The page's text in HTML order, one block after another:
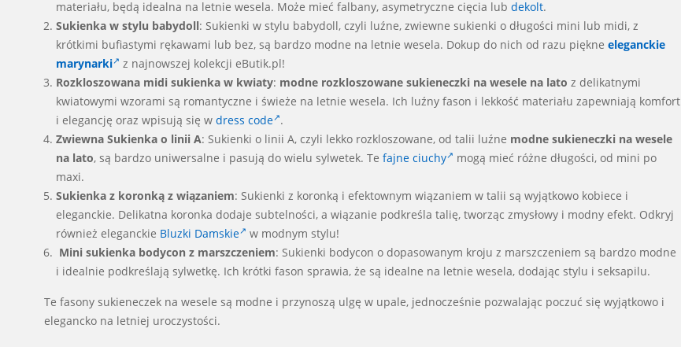
materiału, będą idealna na letnie wesela. Może mieć falbany, asymetryczne cięcia lub dekolt.
Sukienka w stylu babydoll: Sukienki w stylu babydoll, czyli luźne, zwiewne sukienki o długości mini lub midi, z
krótkimi bufiastymi rękawami lub bez, są bardzo modne na letnie wesela. Dokup do nich od razu piękne eleganckie
marynarki
z najnowszej kolekcji eButik.pl!
Rozkloszowana midi sukienka w kwiaty: modne rozkloszowane sukieneczki na wesele na lato z delikatnymi
kwiatowymi wzorami są romantyczne i świeże na letnie wesela. Ich luźny fason i lekkość materiału zapewniają komfort
i elegancję oraz wpisują się w dress code .
Zwiewna Sukienka o linii A: Sukienki o linii A, czyli lekko rozkloszowane, od talii luźne modne sukieneczki na wesele
na lato, są bardzo uniwersalne i pasują do wielu sylwetek. Te fajne ciuchy
mogą mieć różne długości, od mini po
maxi.
Sukienka z koronką z wiązaniem: Sukienki z koronką i efektownym wiązaniem w talii są wyjątkowo kobiece i
eleganckie. Delikatna koronka dodaje subtelności, a wiązanie podkreśla talię, tworząc zmysłowy i modny efekt. Odkryj
również eleganckie Bluzki Damskie
w modnym stylu!
Mini sukienka bodycon z marszczeniem: Sukienki bodycon o dopasowanym kroju z marszczeniem są bardzo modne
i idealnie podkreślają sylwetkę. Ich krótki fason sprawia, że są idealne na letnie wesela, dodając stylu i seksapilu.
Te fasony sukieneczek na wesele są modne i przynoszą ulgę w upale, jednocześnie pozwalając poczuć się wyjątkowo i
elegancko na letniej uroczystości.